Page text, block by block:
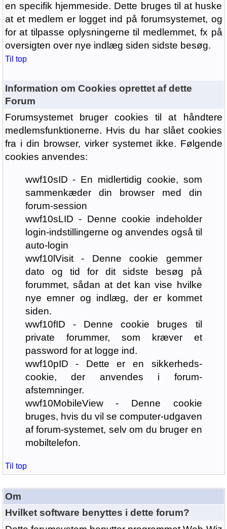
en specifik hjemmeside. Dette bruges til at huske
at et medlem er logget ind på forumsystemet, og
for at tilpasse oplysningerne til medlemmet, fx på
oversigten over nye indlæg siden sidste besøg.
Til top
Information om Cookies oprettet af dette
Forum
Forumsystemet bruger cookies til at håndtere
medlemsfunktionerne. Hvis du har slået cookies
fra i din browser, virker systemet ikke. Følgende
cookies anvendes:
wwf10sID - En midlertidig cookie, som
sammenkæder din browser med din
forum-session
wwf10sLID - Denne cookie indeholder
login-indstillingerne og anvendes også til
auto-login
wwf10lVisit - Denne cookie gemmer
dato og tid for dit sidste besøg på
forummet, sådan at det kan vise hvilke
nye emner og indlæg, der er kommet
siden.
wwf10fID - Denne cookie bruges til
private forummer, som kræver et
password for at logge ind.
wwf10pID - Dette er en sikkerheds-
cookie, der anvendes i forum-
afstemninger.
wwf10MobileView - Denne cookie
bruges, hvis du vil se computer-udgaven
af forum-systemet, selv om du bruger en
mobiltelefon.
Til top
Om
Hvilket software benyttes i dette forum?